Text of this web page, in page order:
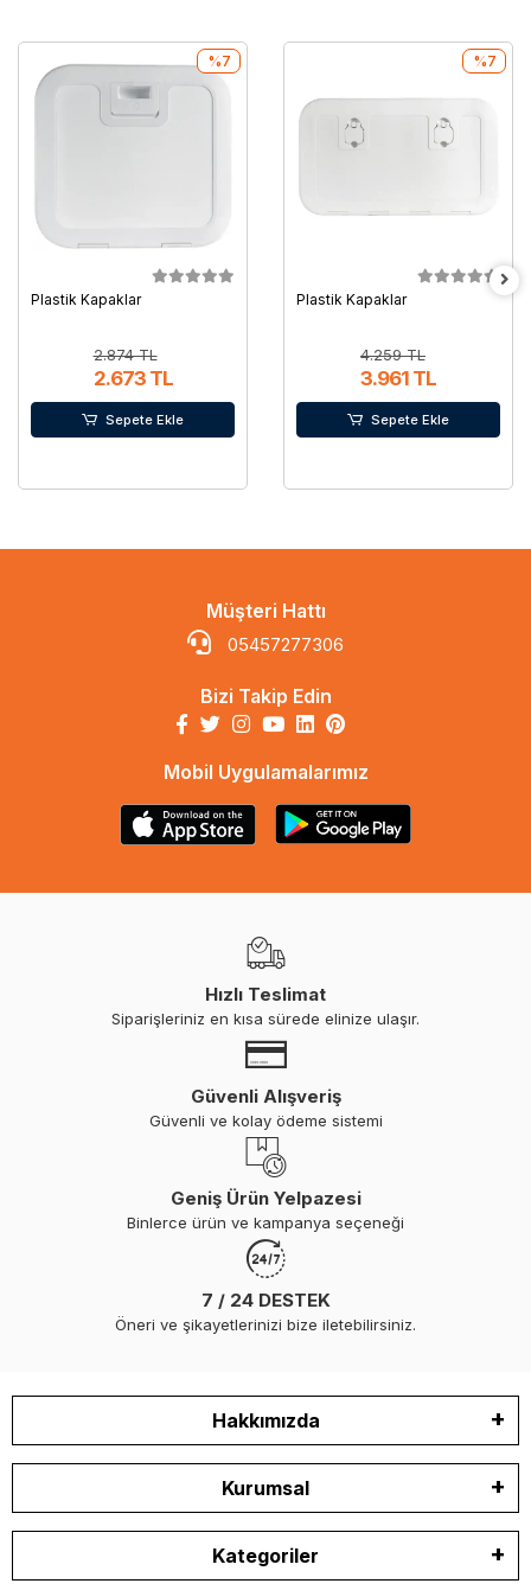
Plastik Kapaklar
2.874 TL
2.673 TL
%7
Sepete Ekle
Plastik Kapaklar
4.259 TL
3.961 TL
%7
Sepete Ekle
Müşteri Hattı
05457277306
Bizi Takip Edin
Mobil Uygulamalarımız
Hızlı Teslimat
Siparişleriniz en kısa sürede elinize ulaşır.
Güvenli Alışveriş
Güvenli ve kolay ödeme sistemi
Geniş Ürün Yelpazesi
Binlerce ürün ve kampanya seçeneği
7 / 24 DESTEK
Öneri ve şikayetlerinizi bize iletebilirsiniz.
Hakkımızda
Kurumsal
Kategoriler